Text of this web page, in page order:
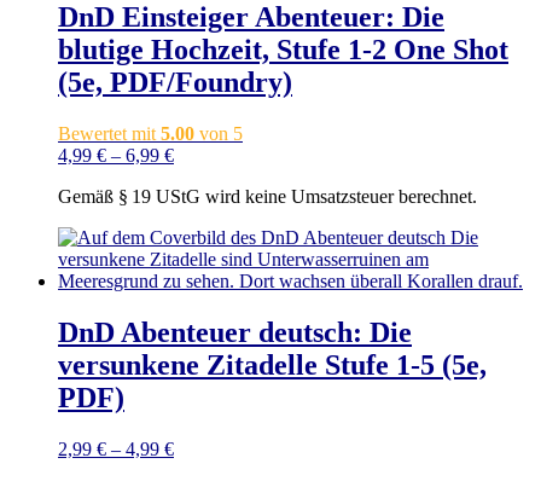
DnD Einsteiger Abenteuer: Die
blutige Hochzeit, Stufe 1-2 One Shot
(5e, PDF/Foundry)
Bewertet mit 5.00 von 5
4,99 € – 6,99 €
Gemäß § 19 UStG wird keine Umsatzsteuer berechnet.
DnD Abenteuer deutsch: Die
versunkene Zitadelle Stufe 1-5 (5e,
PDF)
2,99 € – 4,99 €